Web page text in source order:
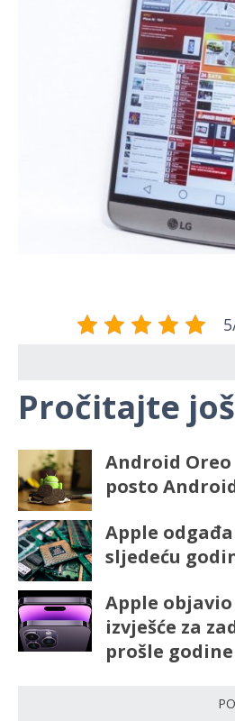
Pročitajte još
Android Oreo
posto
Apple
sljedeću
Apple
izvješće za
prošle godine